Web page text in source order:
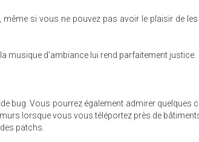
si vous ne pouvez pas avoir le plaisir de
musique d'ambiance lui rend parfaitement justice.
bug. Vous pourrez également admirer quelques
lorsque vous vous téléportez près de
patchs.